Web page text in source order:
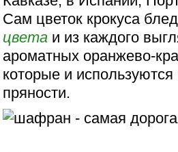
Сам цветок крокуса
цвета и из каждого
ароматных оранжево-
которые и используются
пряности.